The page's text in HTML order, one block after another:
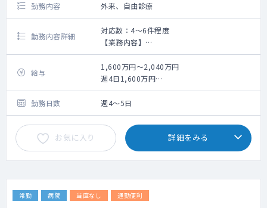
勤務内容 外来、自由診療
勤務内容詳細
対応数：4～6件程度
【業務内容】
痩身医療の問診
給与
1,600万円～2,040万円
週4日1,600万円
週5日2,040万円
※いずれも管理医師手当を含む
勤務日数 週4～5日
お気に入り 詳細をみる
常勤 病院 当直なし 通勤便利